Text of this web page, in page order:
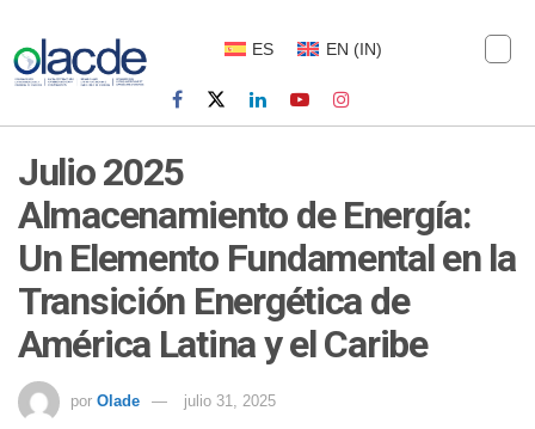
ES EN (IN)
Julio 2025
Almacenamiento de Energía:
Un Elemento Fundamental en la
Transición Energética de
América Latina y el Caribe
por Olade julio 31, 2025